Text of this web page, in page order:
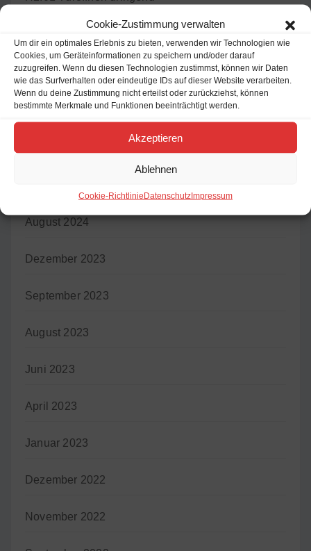
Cookie-Zustimmung verwalten
Um dir ein optimales Erlebnis zu bieten, verwenden wir Technologien wie
Cookies, um Geräteinformationen zu speichern und/oder darauf
zuzugreifen. Wenn du diesen Technologien zustimmst, können wir Daten
wie das Surfverhalten oder eindeutige IDs auf dieser Website verarbeiten.
Wenn du deine Zustimmung nicht erteilst oder zurückziehst, können
bestimmte Merkmale und Funktionen beeinträchtigt werden.
Akzeptieren
Ablehnen
Cookie-RichtlinieDatenschutzImpressum
Archiv
April 2026
August 2024
Dezember 2023
September 2023
August 2023
Juni 2023
April 2023
Januar 2023
Dezember 2022
November 2022